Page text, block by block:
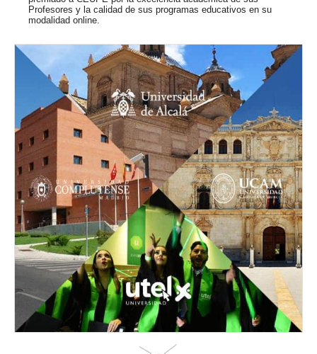
Profesores y la calidad de sus programas educativos en su
modalidad online.